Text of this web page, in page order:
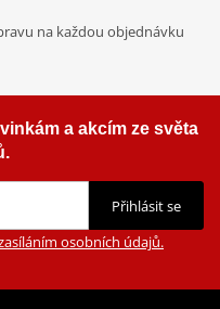
na každou objednávku
a akcím ze světa
Přihlásit se
osobních údajů.